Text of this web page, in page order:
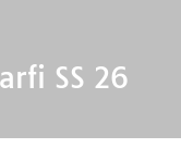
SS 26